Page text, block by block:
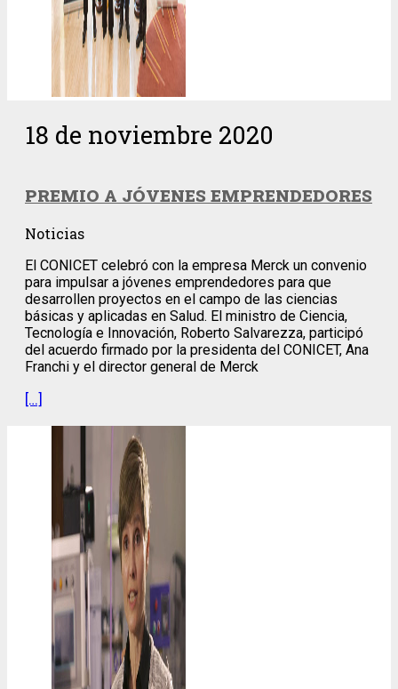
18 de noviembre 2020
PREMIO A JÓVENES EMPRENDEDORES
Noticias
El CONICET celebró con la empresa Merck un convenio
para impulsar a jóvenes emprendedores para que
desarrollen proyectos en el campo de las ciencias
básicas y aplicadas en Salud. El ministro de Ciencia,
Tecnología e Innovación, Roberto Salvarezza, participó
del acuerdo firmado por la presidenta del CONICET, Ana
Franchi y el director general de Merck
[…]